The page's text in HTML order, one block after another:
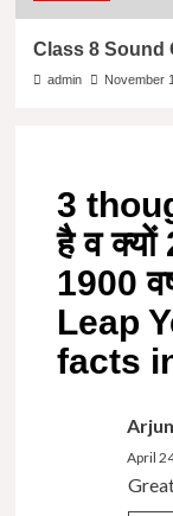
Class 8 Sound
admin November
3
है व क्यों
1900
Leap
facts
April